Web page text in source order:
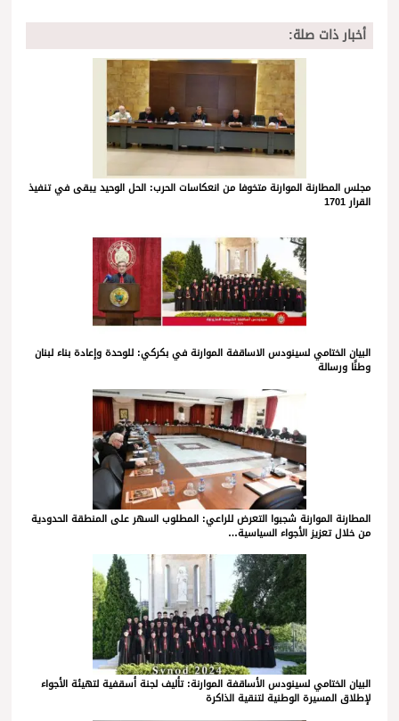
أخبار ذات صلة:
مجلس المطارنة الموارنة متخوفا من انعكاسات الحرب: الحل الوحيد يبقى في تنفيذ
القرار 1701
البيان الختامي لسينودس الاساقفة الموارنة في بكركي: للوحدة وإعادة بناء لبنان
وطنًا ورسالة
المطارنة الموارنة شجبوا التعرض للراعي: المطلوب السهر على المنطقة الحدودية
من خلال تعزيز الأجواء السياسية…
البيان الختامي لسينودس الأساقفة الموارنة: تأليف لجنة أسقفية لتهيئة الأجواء
لإطلاق المسيرة الوطنية لتنقية الذاكرة